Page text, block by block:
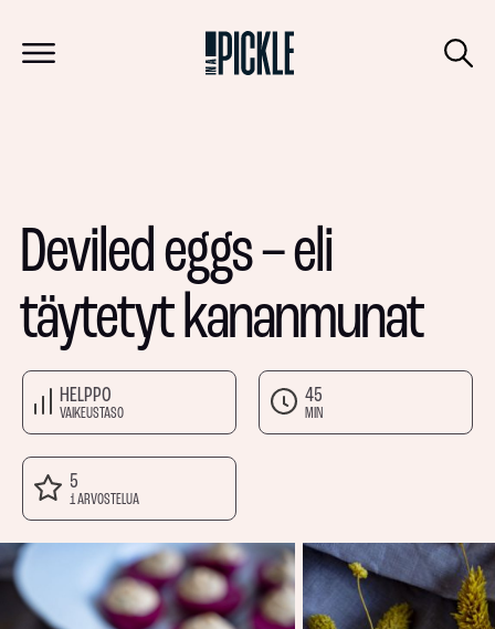
Deviled eggs – eli
täytetyt kananmunat
HELPPO
VAIKEUSTASO
45
MIN
5
1 ARVOSTELUA